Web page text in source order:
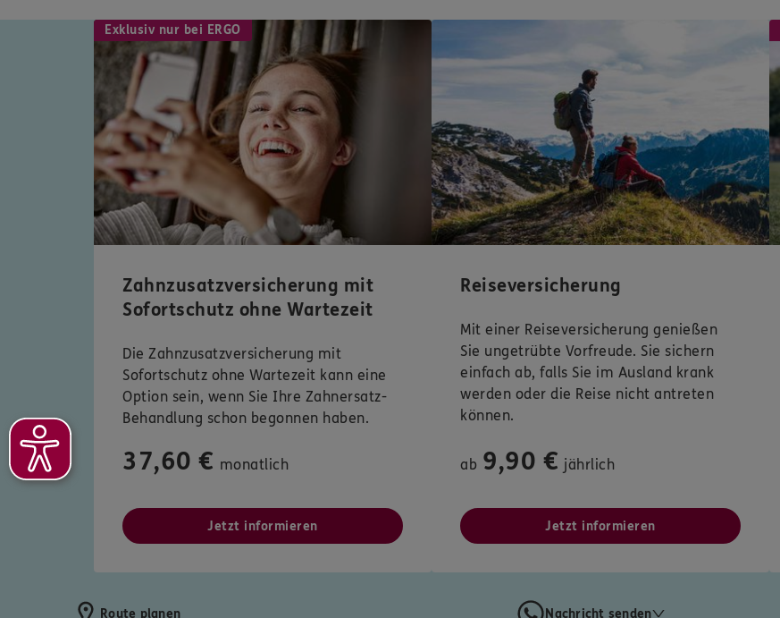
Exklusiv nur bei ERGO
Zahnzusatzversicherung mit
Sofortschutz ohne Wartezeit
Die Zahnzusatzversicherung mit
Sofortschutz ohne Wartezeit kann eine
Option sein, wenn Sie Ihre Zahnersatz-
Behandlung schon begonnen haben.
37,60 € monatlich
Jetzt informieren
Reiseversicherung
Mit einer Reiseversicherung genießen
Sie ungetrübte Vorfreude. Sie sichern
einfach ab, falls Sie im Ausland krank
werden oder die Reise nicht antreten
können.
ab 9,90 € jährlich
Jetzt informieren
Route planen Nachricht senden